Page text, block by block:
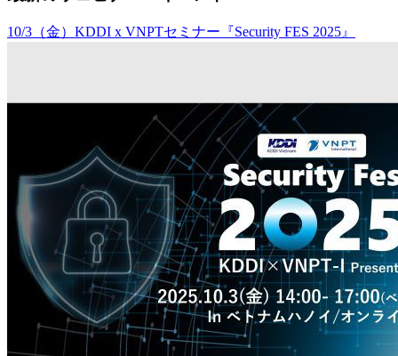
10/3（金）KDDI x VNPTセミナー『Security FES 2025』